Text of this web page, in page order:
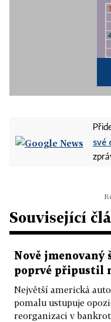
své
Související
Nově jmenovaný
poprvé připustil
Největší americká
pomalu ustupuje
reorganizaci v